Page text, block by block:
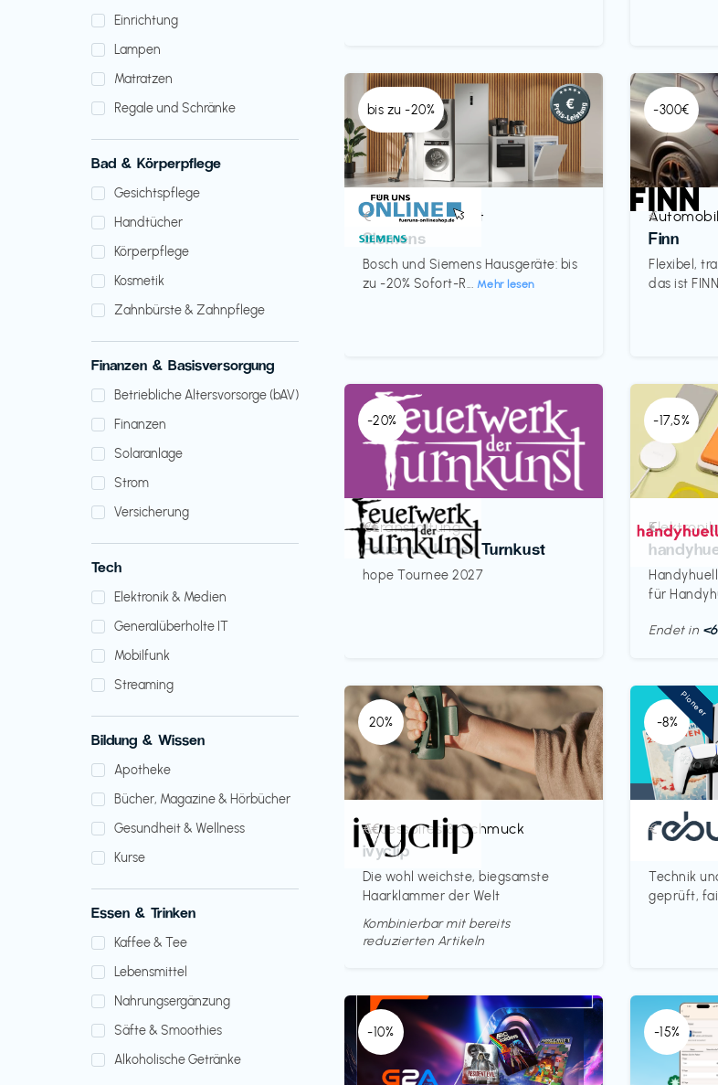
Einrichtung
Lampen
Matratzen
Regale und Schränke
Bad & Körperpflege
Gesichtspflege
Handtücher
Körperpflege
Kosmetik
Zahnbürste & Zahnpflege
Finanzen & Basisversorgung
Betriebliche Altersvorsorge (bAV)
Finanzen
Solaranlage
Strom
Versicherung
Tech
Elektronik & Medien
Generalüberholte IT
Mobilfunk
Streaming
Bildung & Wissen
Apotheke
Bücher, Magazine & Hörbücher
Gesundheit & Wellness
Kurse
Essen & Trinken
Kaffee & Tee
Lebensmittel
Nahrungsergänzung
Säfte & Smoothies
Alkoholische Getränke
bis zu -20%
Küche & Haushalt
Siemens
Bosch und Siemens Hausgeräte: bis
zu -20% Sofort-R... Mehr lesen
€‎
-300€
Automobil
Finn
Flexibel,
das ist
€‎
-20%
Veranstaltung
Feuerwerk der Turnkust
hope Tournee 2027
€€‎
-17,5%
für
€‎
Endet in
20%
Accessoires & Schmuck
ivyclip
Die wohl weichste, biegsamste
Haarklammer der Welt
€€‎
Kombinierbar mit bereits
reduzierten Artikeln
-8%
Bücher,
Technik
geprüft,
€‎
Pioneer
-10% -15%